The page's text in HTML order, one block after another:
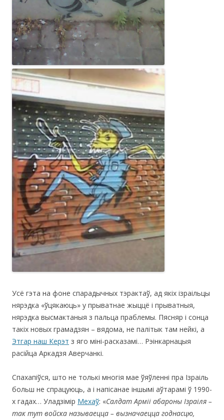
Усё гэта на фоне спарадычных тэрактаў, ад якіх ізраільцы
нярэдка «ўцякаюць» у прыватнае жыццё і прыватныя,
нярэдка высмактаныя з пальца праблемы. Пясняр і сонца
такіх новых грамадзян – вядома, не палітык там нейкі, а
Этгар наш Керэт з яго міні-расказамі… Рэінкарнацыя
расійца Аркадзя Аверчанкі.
Спахапіўся, што не толькі многія мае ўяўленні пра Ізраіль
больш не спрацуюць, а і напісанае іншымі аўтарамі ў 1990-
х гадах… Уладзімір Мехаў: «Салдат Арміі абароны Ізраіля –
так тут войска называецца – вызначаецца годнасцю,